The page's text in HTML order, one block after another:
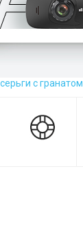
серьги с гранатом